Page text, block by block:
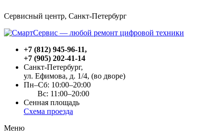
Сервисный центр, Cанкт-Петербург
+7 (812) 945-96-11,
+7 (905) 202-41-14
Санкт-Петербург,
ул. Ефимова, д. 1/4, (во дворе)
Пн–Сб: 10:00–20:00
Вс: 11:00–20:00
Сенная площадь
Схема проезда
Меню